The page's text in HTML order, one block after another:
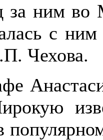
за ним во
с
Чехова.